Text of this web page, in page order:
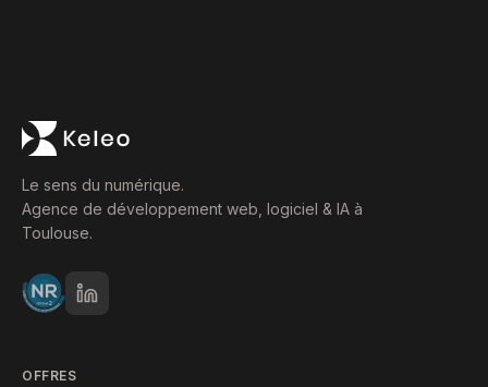
Le sens du numérique.
Agence de développement web, logiciel & IA à
Toulouse.
OFFRES